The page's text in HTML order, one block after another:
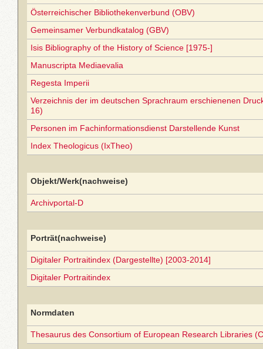
Österreichischer Bibliothekenverbund (OBV)
Gemeinsamer Verbundkatalog (GBV)
Isis Bibliography of the History of Science [1975-]
Manuscripta Mediaevalia
Regesta Imperii
Verzeichnis der im deutschen Sprachraum erschienenen
16)
Personen im Fachinformationsdienst Darstellende Kunst
Index Theologicus (IxTheo)
Objekt/Werk(nachweise)
Archivportal-D
Porträt(nachweise)
Digitaler Portraitindex (Dargestellte) [2003-2014]
Digitaler Portraitindex
Normdaten
Thesaurus des Consortium of European Research Libraries